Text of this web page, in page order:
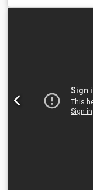
Longitud de tira de
2100 mm vía
a base de PVA o